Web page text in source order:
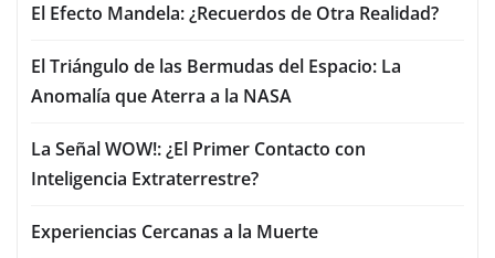
El Efecto Mandela: ¿Recuerdos de Otra Realidad?
El Triángulo de las Bermudas del Espacio: La
Anomalía que Aterra a la NASA
La Señal WOW!: ¿El Primer Contacto con
Inteligencia Extraterrestre?
Experiencias Cercanas a la Muerte